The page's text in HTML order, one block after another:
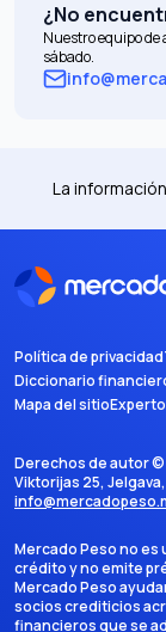
¿No
Nuestro equipo
sábado.
La
Política de privacidad
Diccionario
Mapa del sitio
Derechos de autor ©
Viktorijas 25,
Mercado Peso no
crédito y no emite
Mercado Peso
socios crediticios
financieros que se